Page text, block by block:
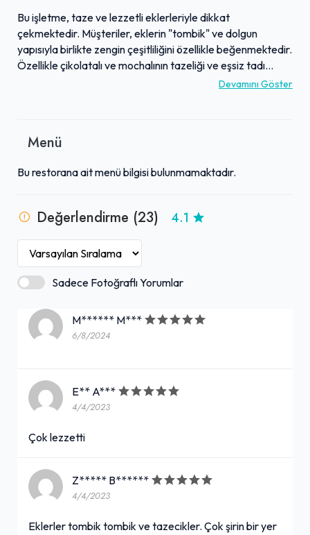
Bu işletme, taze ve lezzetli eklerleriyle dikkat
çekmektedir. Müşteriler, eklerin "tombik" ve dolgun
yapısıyla birlikte zengin çeşitliliğini özellikle beğenmektedir.
Özellikle çikolatalı ve mochalının tazeliği ve eşsiz tadı
sıklıkla övgü toplamaktadır. Samimi ve ilgili çalışan kadrosu,
çıkan mekan, tatlı severler için cazip bir durak olarak
Devamını Göster
Menü
Bu restorana ait menü bilgisi bulunmamaktadır.
Değerlendirme (23) 4.1
Sadece Fotoğraflı Yorumlar
M****** M***
6/8/2024
E** A***
4/4/2023
Çok lezzetti
Z***** B******
4/4/2023
Eklerler tombik tombik ve tazecikler. Çok şirin bir yer